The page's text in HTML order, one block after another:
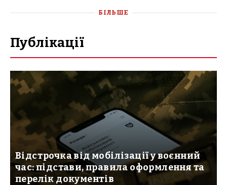
БІЛЬШЕ
Публікації
Відстрочка від мобілізації у воєнний
час: підстави, правила оформлення та
перелік документів